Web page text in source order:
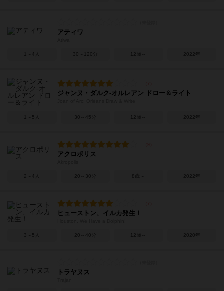
アティワ
1～4人 30～120分 12歳～ 2022年
ジャンヌ・ダルク-オルレアン ドロー＆ライト
1～5人 30～45分 12歳～ 2022年
アクロポリス
2～4人 20～30分 8歳～ 2022年
ヒューストン、イルカ発生！
3～5人 20～40分 12歳～ 2020年
トラヤヌス